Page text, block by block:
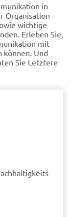
in
Organisation
wichtige
Erleben Sie,
mit
können. Und
Sie Letztere